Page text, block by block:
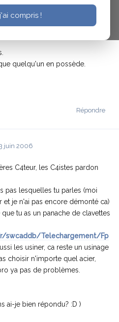
compris !
de pivots dont le jeu est
sur le méplat de l'axe
quelqu'un en possède.
Répondre
juin 2006
C4teur, les C4istes pardon
pas lesquelles tu parles (moi
et je n'ai pas encore démonté ca)
tu as un panache de clavettes
swcaddb/Telechargement/Fp
les usiner, ca reste un usinage
choisir n'importe quel acier,
ya pas de problèmes.
ai-je bien répondu? :D )